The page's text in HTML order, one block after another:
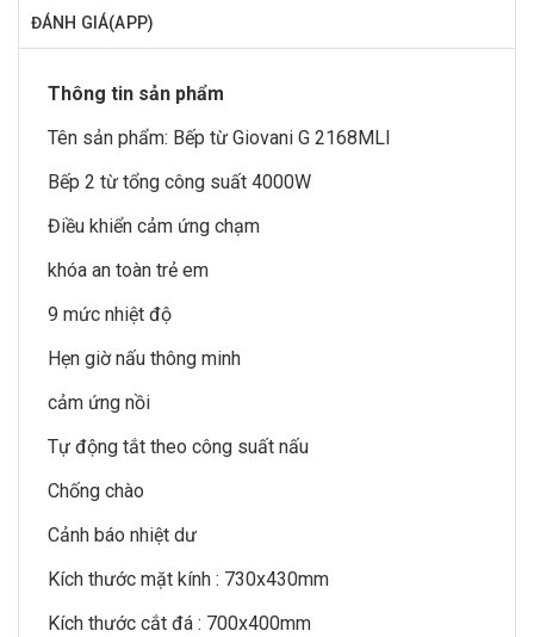
ĐÁNH GIÁ(APP)
Thông tin sản phẩm
Tên sản phẩm: Bếp từ Giovani G 2168MLI
Bếp 2 từ tổng công suất 4000W
Điều khiển cảm ứng chạm
khóa an toàn trẻ em
9 mức nhiệt độ
Hẹn giờ nấu thông minh
cảm ứng nồi
Tự động tắt theo công suất nấu
Chống chào
Cảnh báo nhiệt dư
Kích thước mặt kính : 730x430mm
Kích thước cắt đá : 700x400mm